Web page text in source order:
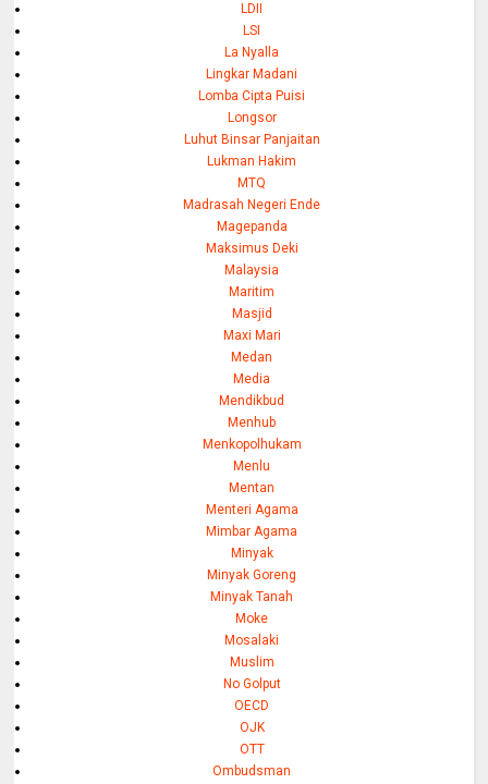
LDII
LSI
La Nyalla
Lingkar Madani
Lomba Cipta Puisi
Longsor
Luhut Binsar Panjaitan
Lukman Hakim
MTQ
Madrasah Negeri Ende
Magepanda
Maksimus Deki
Malaysia
Maritim
Masjid
Maxi Mari
Medan
Media
Mendikbud
Menhub
Menkopolhukam
Menlu
Mentan
Menteri Agama
Mimbar Agama
Minyak
Minyak Goreng
Minyak Tanah
Moke
Mosalaki
Muslim
No Golput
OECD
OJK
OTT
Ombudsman